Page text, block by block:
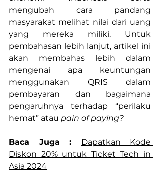
mengubah cara pandang
masyarakat melihat nilai dari uang
yang mereka miliki. Untuk
pembahasan lebih lanjut, artikel ini
akan membahas lebih dalam
mengenai apa keuntungan
menggunakan QRIS dalam
pembayaran dan bagaimana
pengaruhnya terhadap “perilaku
hemat” atau pain of paying?
Baca Juga : Dapatkan Kode
Diskon 20% untuk Ticket Tech in
Asia 2024